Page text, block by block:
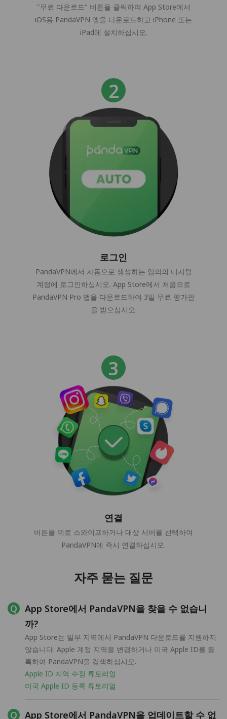
"무료 다운로드" 버튼을 클릭하여 App Store에서
iOS용 PandaVPN 앱을 다운로드하고 iPhone 또는
iPad에 설치하십시오.
로그인
PandaVPN에서 자동으로 생성하는 임의의 디지털
계정에 로그인하십시오. App Store에서 처음으로
PandaVPN Pro 앱을 다운로드하여 3일 무료 평가판
을 받으십시오.
연결
버튼을 위로 스와이프하거나 대상 서버를 선택하여
PandaVPN에 즉시 연결하십시오.
자주 묻는 질문
App Store에서 PandaVPN을 찾을 수 없습니
까?
App Store는 일부 지역에서 PandaVPN 다운로드를 지원하지
않습니다. Apple 계정 지역을 변경하거나 미국 Apple ID를 등
록하여 PandaVPN을 검색하십시오.
Apple ID 지역 수정 튜토리얼
미국 Apple ID 등록 튜토리얼
App Store에서 PandaVPN을 업데이트할 수 없